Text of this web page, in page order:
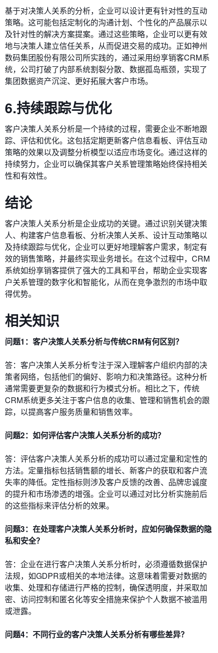
基于对决策人关系的分析，企业可以设计更有针对性的互动
策略。这可能包括定制化的沟通计划、个性化的产品展示以
及针对性的解决方案提案。通过这些策略，企业可以更有效
地与决策人建立信任关系，从而促进交易的成功。正如神州
数码集团股份有限公司所实践的，通过采用纷享销客CRM系
统，公司打破了内部系统割裂分散、数据孤岛瓶颈，实现了
集团数据资产沉淀、更好拓展大客户市场。
6.持续跟踪与优化
客户决策人关系分析是一个持续的过程，需要企业不断地跟
踪、评估和优化。这包括定期更新客户信息看板、评估互动
策略的效果以及调整分析模型以适应市场变化。通过这样的
持续努力，企业可以确保其客户关系管理策略始终保持相关
性和有效性。
结论
客户决策人关系分析是企业成功的关键。通过识别关键决策
人、构建客户信息看板、分析决策人关系、设计互动策略以
及持续跟踪与优化，企业可以更好地理解客户需求，制定有
效的销售策略，并最终实现业务增长。在这个过程中，CRM
系统如纷享销客提供了强大的工具和平台，帮助企业实现客
户关系管理的数字化和智能化，从而在竞争激烈的市场中取
得优势。
相关知识
问题1：客户决策人关系分析与传统CRM有何区别？
答：客户决策人关系分析专注于深入理解客户组织内部的决
策者网络，包括他们的偏好、影响力和决策路径。这种分析
通常需要更复杂的数据和行为模式分析。相比之下，传统
CRM系统更多关注于客户信息的收集、管理和销售机会的跟
踪，以提高客户服务质量和销售效率。
问题2：如何评估客户决策人关系分析的成功？
答：评估客户决策人关系分析的成功可以通过定量和定性的
方法。定量指标包括销售额的增长、新客户的获取和客户流
失率的降低。定性指标则涉及客户反馈的改善、品牌忠诚度
的提升和市场渗透的增强。企业可以通过对比分析实施前后
的这些指标来评估分析的效果。
问题3：在处理客户决策人关系分析时，应如何确保数据的隐
私和安全？
答：企业在进行客户决策人关系分析时，必须遵循数据保护
法规，如GDPR或相关的本地法律。这意味着需要对数据的
收集、处理和存储进行严格的控制，确保透明度，并采取加
密、访问控制和匿名化等安全措施来保护个人数据不被滥用
或泄露。
问题4：不同行业的客户决策人关系分析有哪些差异？